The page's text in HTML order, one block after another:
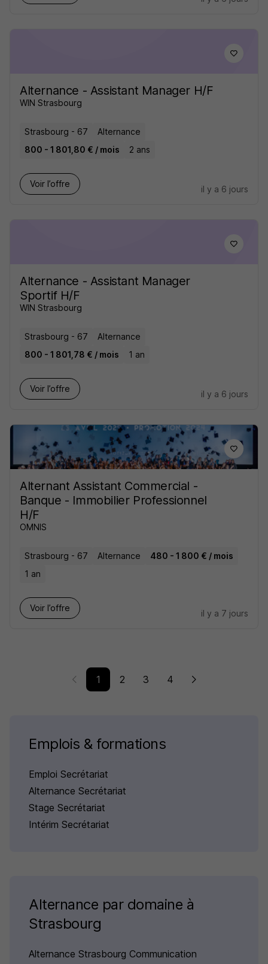
Alternance - Assistant Manager H/F
WIN Strasbourg
Strasbourg - 67
Alternance
800 - 1 801,80 € / mois
2 ans
Voir l’offre
il y a 6 jours
Alternance - Assistant Manager
Sportif H/F
WIN Strasbourg
Strasbourg - 67
Alternance
800 - 1 801,78 € / mois
1 an
Voir l’offre
il y a 6 jours
Alternant Assistant Commercial -
Banque - Immobilier Professionnel
H/F
OMNIS
Strasbourg - 67 Alternance
480 - 1 800 € / mois
1 an
Voir l’offre
il y a 7 jours
1 2 3 4
Emplois & formations
Emploi Secrétariat
Alternance Secrétariat
Stage Secrétariat
Intérim Secrétariat
Alternance par domaine à
Strasbourg
Alternance Strasbourg Communication